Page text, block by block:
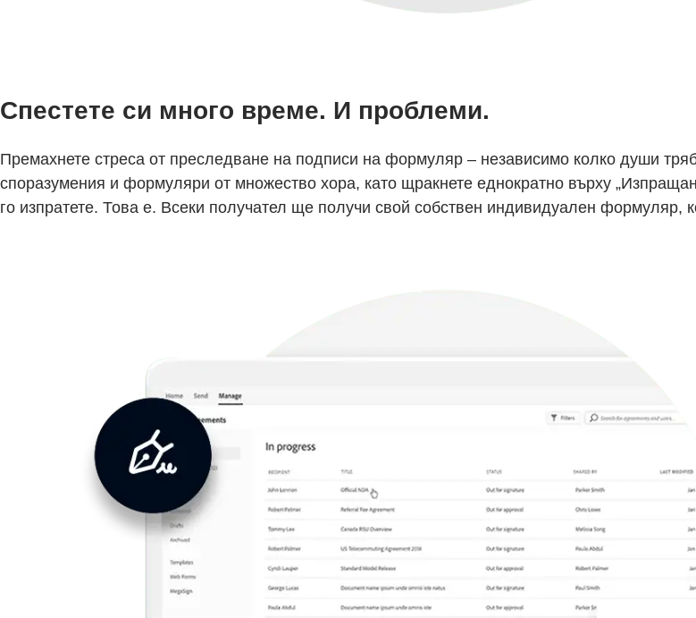
Спестете си много време. И проблеми.
Премахнете стреса от преследване на подписи на формуляр – независимо колко души
споразумения и формуляри от множество хора, като щракнете еднократно върху
го изпратете. Това е. Всеки получател ще получи свой собствен индивидуален формуляр,